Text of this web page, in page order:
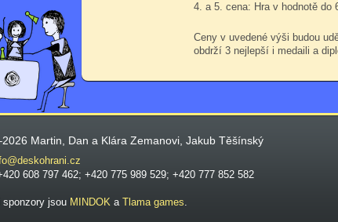
4. a 5. cena: Hra v hodnotě do
Ceny v uvedené výši budou
obdrží 3 nejlepší i medaili a
Martin, Dan a Klára Zemanovi, Jakub Těšínský
608 797 462; +420 775 989 529; +420 777 852 582
sponzory jsou MINDOK a Tlama games.